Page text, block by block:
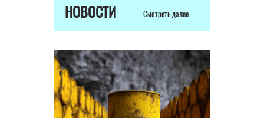
НОВОСТИ Смотреть далее